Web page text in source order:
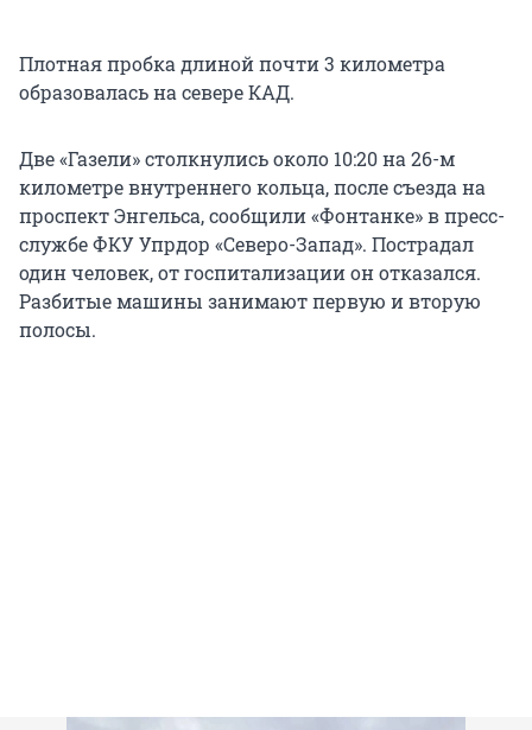
Плотная пробка длиной почти 3 километра
образовалась на севере КАД.
Две «Газели» столкнулись около 10:20 на 26-м
километре внутреннего кольца, после съезда на
проспект Энгельса, сообщили «Фонтанке» в пресс-
службе ФКУ Упрдор «Северо-Запад». Пострадал
один человек, от госпитализации он отказался.
Разбитые машины занимают первую и вторую
полосы.